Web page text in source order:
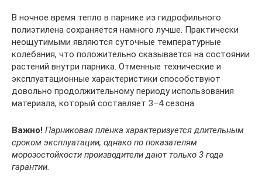
В ночное время тепло в парнике из гидрофильного
полиэтилена сохраняется намного лучше. Практически
неощутимыми являются суточные температурные
колебания, что положительно сказывается на состоянии
растений внутри парника. Отменные технические и
эксплуатационные характеристики способствуют
довольно продолжительному периоду использования
материала, который составляет 3–4 сезона.
Важно! Парниковая плёнка характеризуется длительным
сроком эксплуатации, однако по показателям
морозостойкости производители дают только 3 года
гарантии.